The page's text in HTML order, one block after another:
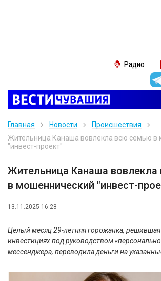
Радио
Главная Новости
Происшествия
Жительница Канаша вовлекла всю семью в
"инвест-проект"
Жительница Канаша
в мошеннический "инвест-
13.11.2025 16:28
Целый месяц 29-летняя горожанка,
инвестициях под руководством
мессенджера, переводила деньги на